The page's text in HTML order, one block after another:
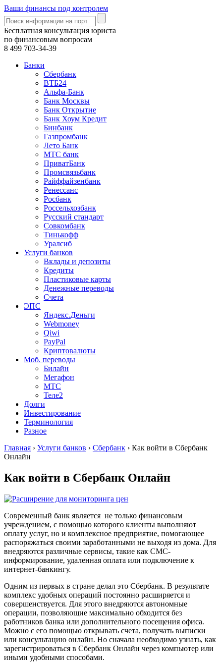
Ваши финансы под контролем
Бесплатная консультация юриста
по финансовым вопросам
8 499 703-34-39
Банки
Сбербанк
ВТБ24
Альфа-Банк
Банк Москвы
Банк Открытие
Банк Хоум Кредит
Бинбанк
Газпромбанк
Лето Банк
МТС банк
ПриватБанк
Промсвязьбанк
Райффайзенбанк
Ренессанс
Росбанк
Россельхозбанк
Русский стандарт
Совкомбанк
Тинькофф
Уралсиб
Услуги банков
Вклады и депозиты
Кредиты
Пластиковые карты
Денежные переводы
Счета
ЭПС
Яндекс.Деньги
Webmoney
Qiwi
PayPal
Криптовалюты
Моб. переводы
Билайн
Мегафон
МТС
Теле2
Долги
Инвестирование
Терминология
Разное
Главная › Услуги банков › Сбербанк › Как войти в Сбербанк
Онлайн
Как войти в Сбербанк Онлайн
Современный банк является не только финансовым
учреждением, с помощью которого клиенты выполняют
оплату услуг, но и комплексное предприятие, помогающее
распоряжаться своими заработанными не выходя из дома. Для
внедряются различные сервисы, такие как СМС-
информирование, удаленная оплата или подключение к
интернет-банкингу.
Одним из первых в стране делал это Сбербанк. В результате
комплекс удобных операций постоянно расширяется и
совершенствуется. Для этого внедряются автономные
операции, позволяющие максимально обходится без
работников банка или дополнительного посещения офиса.
Можно с его помощью открывать счета, получать выписки
или консультацию онлайн. Но сначала необходимо узнать, как
зарегистрироваться в Сбербанк Онлайн через компьютер или
иными удобными способами.